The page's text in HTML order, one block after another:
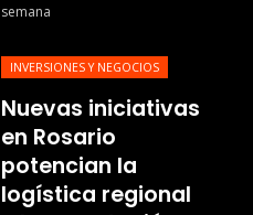
semana
INVERSIONES Y NEGOCIOS
Nuevas iniciativas
en Rosario
potencian la
logística regional